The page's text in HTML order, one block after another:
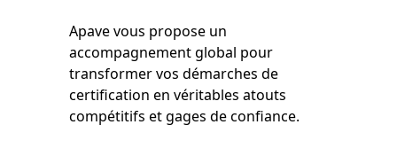
Apave vous propose un
accompagnement global pour
transformer vos démarches de
certification en véritables atouts
compétitifs et gages de confiance.